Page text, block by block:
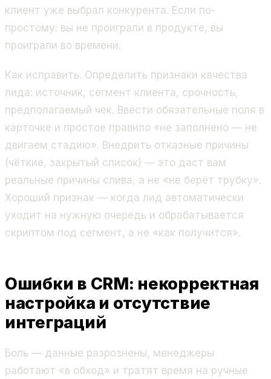
клиент уже выбрал конкурента. Если по-
простому: вы не проиграли в продукте, вы
проиграли во времени.
Как исправить. Определить признаки качества
лида: источник, сегмент клиента, срочность,
предполагаемый чек. Ввести обязательные поля в
карточке и простое правило «не заполнено — не
двигаем стадию». Внедрить отказные причины
(чёткие, закрытый список) — это даст вам
реальные причины слива, а не «не берёт трубку».
Хороший признак — когда лид автоматически
уходит на нужную очередь и обрабатывается
скриптом под сегмент, а не «как получится».
Ошибки в CRM: некорректная
настройка и отсутствие
интеграций
Боль — данные разрознены, менеджеры
работают «в обход» и тратят время на ручные